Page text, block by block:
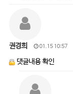
권경희 01.15 10:57
댓글내용 확인